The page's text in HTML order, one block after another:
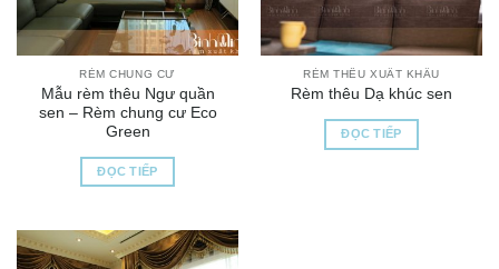
RÈM CHUNG CƯ
Mẫu rèm thêu Ngư quần
sen – Rèm chung cư Eco
Green
ĐỌC TIẾP
RÈM THÊU XUẤT KHẨU
Rèm thêu Dạ khúc sen
ĐỌC TIẾP